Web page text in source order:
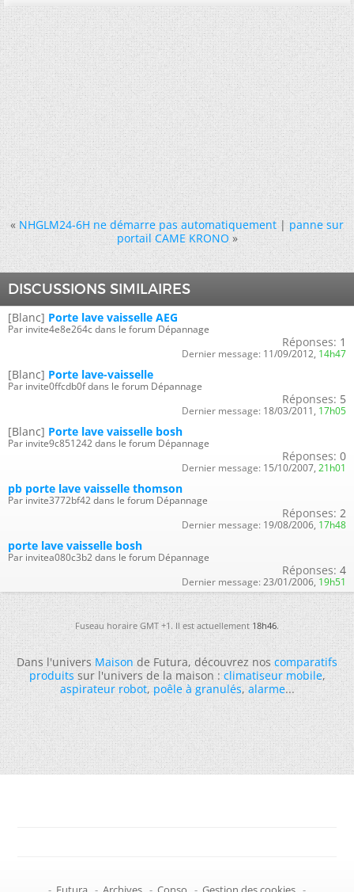
« NHGLM24-6H ne démarre pas automatiquement|panne sur
portail CAME KRONO »
DISCUSSIONS SIMILAIRES
[Blanc] Porte lave vaisselle AEG
Par invite4e8e264c dans le forum Dépannage
Réponses: 1
Dernier message: 11/09/2012, 14h47
[Blanc] Porte lave-vaisselle
Par invite0ffcdb0f dans le forum Dépannage
Réponses: 5
Dernier message: 18/03/2011, 17h05
[Blanc] Porte lave vaisselle bosh
Par invite9c851242 dans le forum Dépannage
Réponses: 0
Dernier message: 15/10/2007, 21h01
pb porte lave vaisselle thomson
Par invite3772bf42 dans le forum Dépannage
Réponses: 2
Dernier message: 19/08/2006, 17h48
porte lave vaisselle bosh
Par invitea080c3b2 dans le forum Dépannage
Réponses: 4
Dernier message: 23/01/2006, 19h51
Fuseau horaire GMT +1. Il est actuellement18h46.
Dans l'universMaisonde Futura, découvrez noscomparatifs
produitssur l'univers de la maison :climatiseur mobile,
aspirateur robot,poêle à granulés,alarme...